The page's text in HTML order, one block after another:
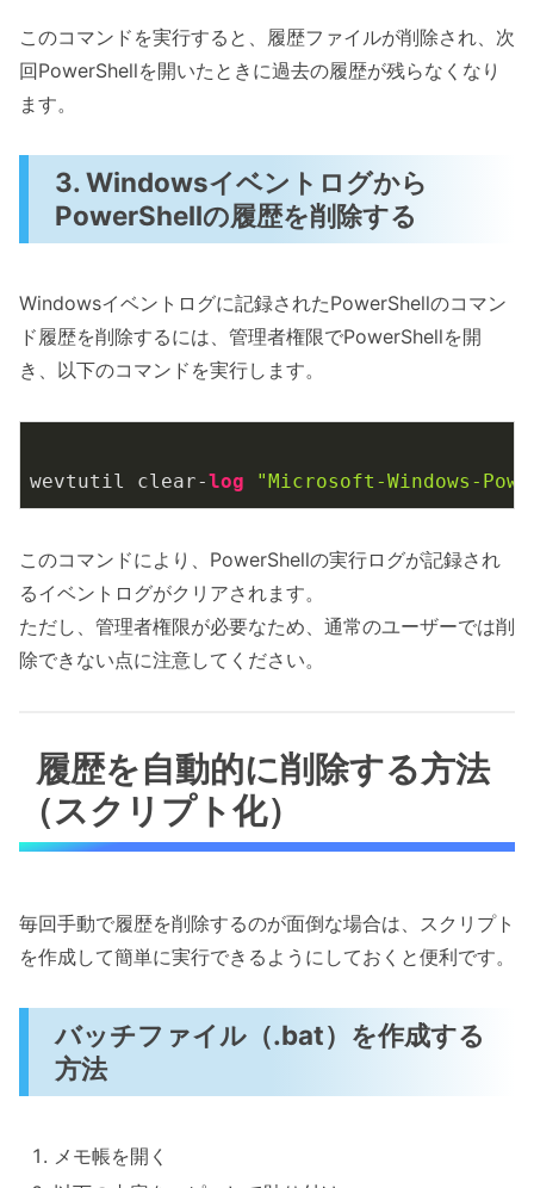
このコマンドを実行すると、履歴ファイルが削除され、次
回PowerShellを開いたときに過去の履歴が残らなくなり
ます。
3. Windowsイベントログから
PowerShellの履歴を削除する
Windowsイベントログに記録されたPowerShellのコマン
ド履歴を削除するには、管理者権限でPowerShellを開
き、以下のコマンドを実行します。
wevtutil clear-log "Microsoft-Windows-
このコマンドにより、PowerShellの実行ログが記録され
るイベントログがクリアされます。
ただし、管理者権限が必要なため、通常のユーザーでは削
除できない点に注意してください。
履歴を自動的に削除する方法
（スクリプト化）
毎回手動で履歴を削除するのが面倒な場合は、スクリプト
を作成して簡単に実行できるようにしておくと便利です。
バッチファイル（.bat）を作成する
方法
メモ帳を開く